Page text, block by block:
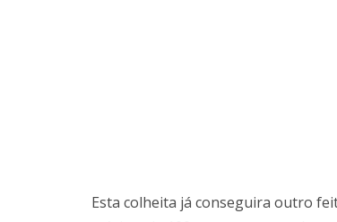
Esta colheita já conseguira outro